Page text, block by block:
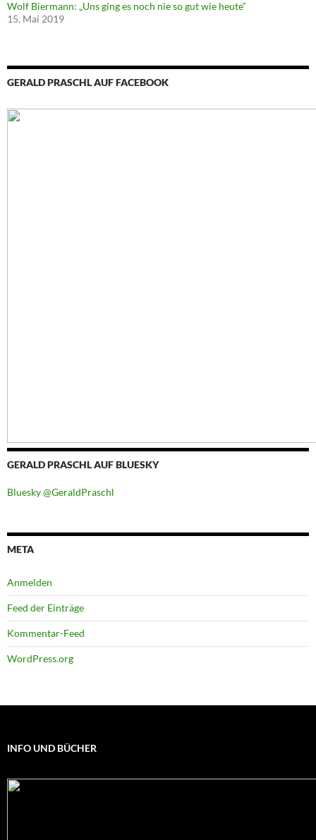
Wolf Biermann: „Uns ging es noch nie so gut wie heute“
15. Mai 2019
GERALD PRASCHL AUF FACEBOOK
GERALD PRASCHL AUF BLUESKY
Bluesky @GeraldPraschl
META
Anmelden
Feed der Einträge
Kommentar-Feed
WordPress.org
INFO UND BÜCHER